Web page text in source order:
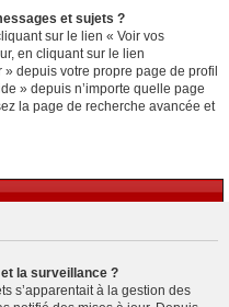
et sujets ?
sur le lien « Voir vos
en cliquant sur le lien
depuis votre propre page de profil
» depuis n’importe quelle page
la page de recherche avancée et
la surveillance ?
s’apparentait à la gestion des